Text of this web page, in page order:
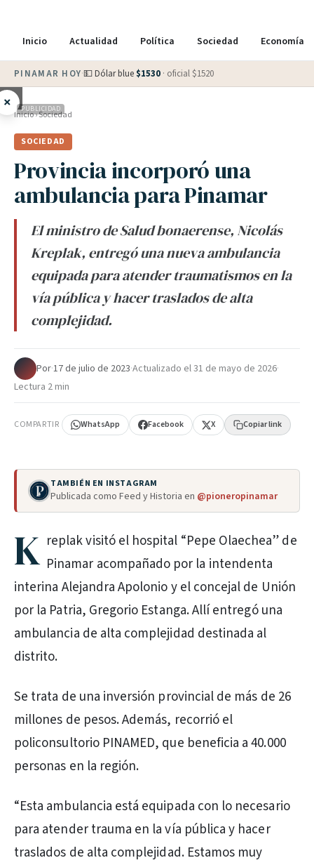
Inicio Actualidad Política Sociedad Economía
PINAMAR HOY·💵 Dólar blue $1530 · oficial $1520
× PUBLICIDAD
Inicio›Sociedad
SOCIEDAD
Provincia incorporó una
ambulancia para Pinamar
El ministro de Salud bonaerense, Nicolás
Kreplak, entregó una nueva ambulancia
equipada para atender traumatismos en la
vía pública y hacer traslados de alta
complejidad.
Por·17 de julio de 2023·Actualizado el31 de mayo de 2026·
Lectura 2 min
COMPARTIR WhatsApp Facebook X Copiar link
TAMBIÉN EN INSTAGRAM
Publicada como Feed y Historia en @pioneropinamar
K replak visitó el hospital “Pepe Olaechea” de
Pinamar acompañado por la intendenta
interina Alejandra Apolonio y el concejal de Unión
por la Patria, Gregorio Estanga. Allí entregó una
ambulancia de alta complejidad destinada al
distrito.
Se trata de una inversión provincial de más de 26
millones de pesos. Además, recorrió el
policonsultorio PINAMED, que beneficia a 40.000
personas en la región.
“Esta ambulancia está equipada con lo necesario
para atender trauma en la vía pública y hacer
traslados de alta complejidad. Estamos muy